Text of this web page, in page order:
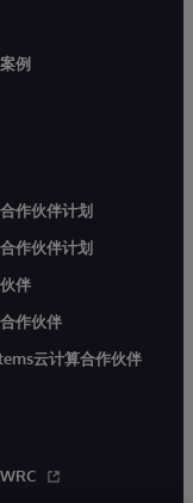
例
作伙伴计划
作伙伴计划
伴
作伙伴
云计算合作伙伴